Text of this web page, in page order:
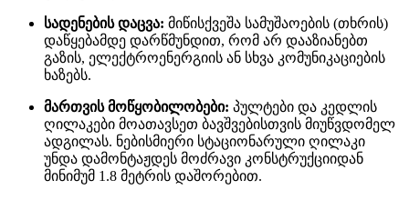
სადენების დაცვა: მიწისქვეშა სამუშაოების (თხრის)
დაწყებამდე დარწმუნდით, რომ არ დააზიანებთ
გაზის, ელექტროენერგიის ან სხვა კომუნიკაციების
ხაზებს.
მართვის მოწყობილობები: პულტები და კედლის
ღილაკები მოათავსეთ ბავშვებისთვის მიუწვდომელ
ადგილას. ნებისმიერი სტაციონარული ღილაკი
უნდა დამონტაჟდეს მოძრავი კონსტრუქციიდან
მინიმუმ 1.8 მეტრის დაშორებით.